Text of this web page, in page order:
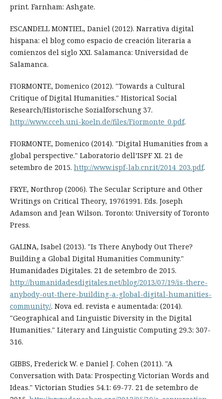
print. Farnham: Ashgate.
ESCANDELL MONTIEL, Daniel (2012). Narrativa digital
hispana: el blog como espacio de creación literaria a
comienzos del siglo XXI. Salamanca: Universidad de
Salamanca.
FIORMONTE, Domenico (2012). "Towards a Cultural
Critique of Digital Humanities." Historical Social
Research/Historische Sozialforschung 37.
http://www.cceh.uni-koeln.de/files/Fiormonte_0.pdf.
FIORMONTE, Domenico (2014). "Digital Humanities from a
global perspective." Laboratorio dell’ISPF XI. 21 de
setembro de 2015. http://www.ispf-lab.cnr.it/2014_203.pdf.
FRYE, Northrop (2006). The Secular Scripture and Other
Writings on Critical Theory, 1976­1991. Eds. Joseph
Adamson and Jean Wilson. Toronto: University of Toronto
Press.
GALINA, Isabel (2013). "Is There Anybody Out There?
Building a Global Digital Humanities Community."
Humanidades Digitales. 21 de setembro de 2015.
http://humanidadesdigitales.net/blog/2013/07/19/is-there-
anybody-out-there-building-a-global-digital-humanities-
community/. Nova ed. revista e aumentada: (2014).
"Geographical and Linguistic Diversity in the Digital
Humanities." Literary and Linguistic Computing 29.3: 307-
316.
GIBBS, Frederick W. e Daniel J. Cohen (2011). "A
Conversation with Data: Prospecting Victorian Words and
Ideas." Victorian Studies 54.1: 69-77. 21 de setembro de